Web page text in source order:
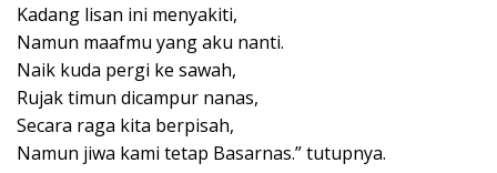
Kadang lisan ini menyakiti,
Namun maafmu yang aku nanti.
Naik kuda pergi ke sawah,
Rujak timun dicampur nanas,
Secara raga kita berpisah,
Namun jiwa kami tetap Basarnas.” tutupnya.